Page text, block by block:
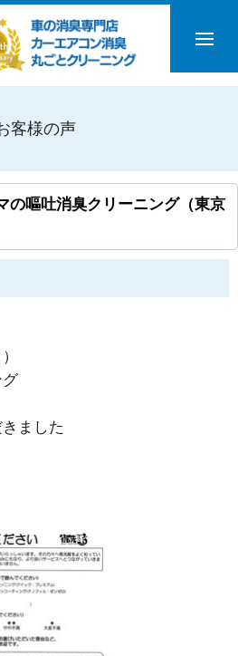
客様の声
吐消臭クリーニング（東京
ました